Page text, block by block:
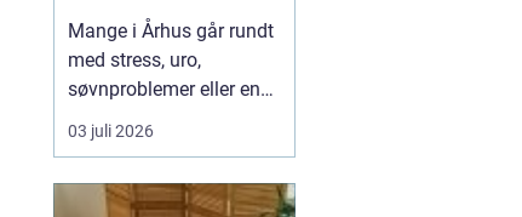
Mange i Århus går rundt
med stress, uro,
søvnproblemer eller en
følelse af at være kørt
fast i livet. Nogle har
03 juli 2026